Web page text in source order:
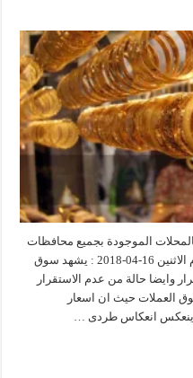
الذهب اليوم الاثنين 16-04-2018 بالمحلات الموجودة بجميع محافظات
جمهورية مصر العربية أسعار الذهب اليوم الاثنين 16-04-2018 : يشهد سوق
وايضا حالة من عدم الاستقرار
العملات حيث ان اسعار
ينعكس انعكاس طردى …